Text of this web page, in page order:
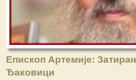
Епископ Артемије:
Ђаковици